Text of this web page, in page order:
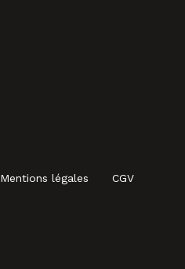
Mentions légales
CGV